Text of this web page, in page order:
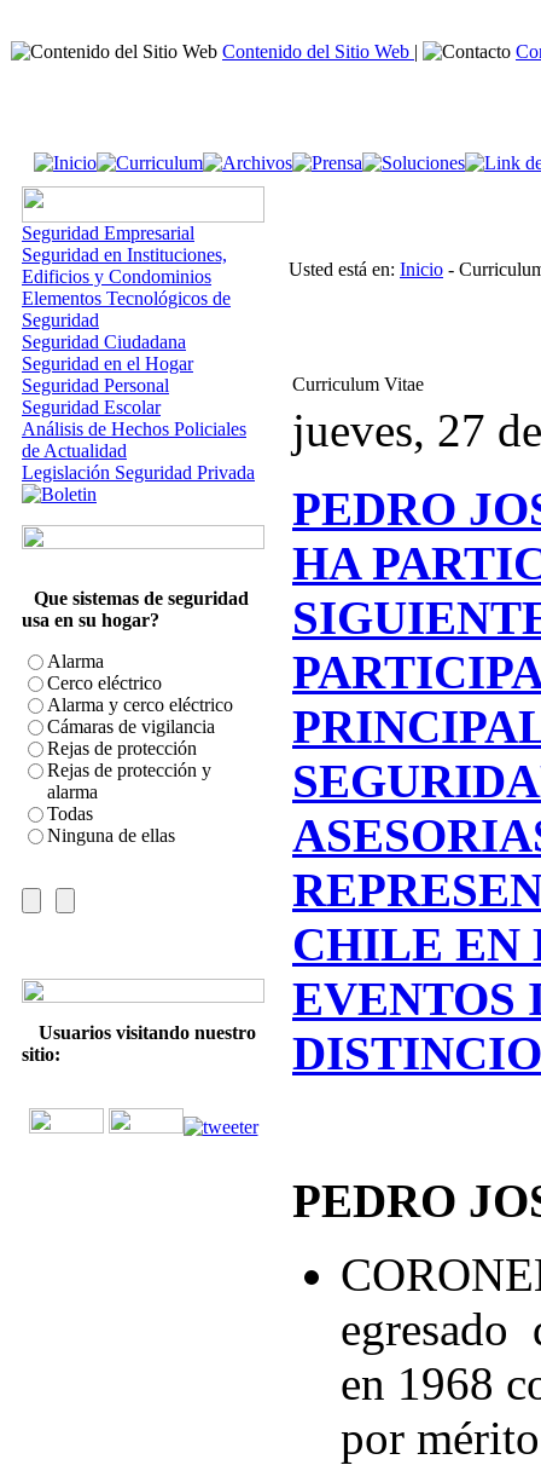
Contenido del Sitio Web |
Seguridad Empresarial
Seguridad en Instituciones,
Edificios y Condominios
Elementos Tecnológicos de
Seguridad
Seguridad Ciudadana
Seguridad en el Hogar
Seguridad Personal
Seguridad Escolar
Análisis de Hechos Policiales
de Actualidad
Legislación Seguridad Privada
Que sistemas de seguridad
usa en su hogar?
Alarma
Cerco eléctrico
Alarma y cerco eléctrico
Cámaras de vigilancia
Rejas de protección
Rejas de protección y
alarma
Todas
Ninguna de ellas
Usuarios visitando nuestro
sitio:
Usted está en: Inicio -
Curriculum Vitae
jueves, 27
PEDRO
HA
CHILE EN
EVENTOS
PEDRO
egresado
en 1968
por